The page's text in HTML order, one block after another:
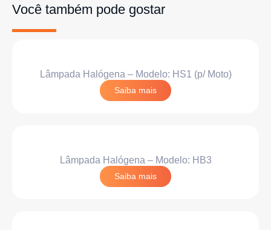
Você também pode gostar
Lâmpada Halógena – Modelo: HS1 (p/ Moto)
Saiba mais
Lâmpada Halógena – Modelo: HB3
Saiba mais